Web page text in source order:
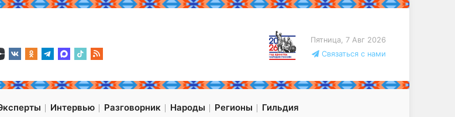
Пятница, 7 Авг 2026
Связаться с нами
Интервью Разговорник Народы Регионы Гильдия